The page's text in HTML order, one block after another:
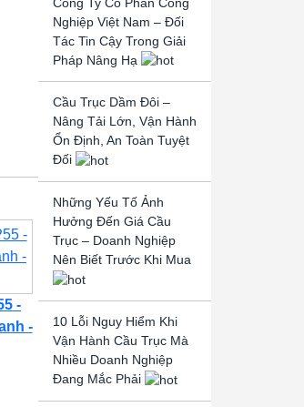
-
-
Nghiệp Việt Nam – Đối
Tác Tin Cậy Trong Giải
Pháp Nâng Hạ
Cầu Trục Dầm Đôi –
Nâng Tải Lớn, Vận Hành
Ổn Định, An Toàn Tuyệt
Đối
Những Yếu Tố Ảnh
Hưởng Đến Giá Cầu
Trục – Doanh Nghiệp
Nên Biết Trước Khi Mua
10 Lỗi Nguy Hiểm Khi
Vận Hành Cầu Trục Mà
Nhiều Doanh Nghiệp
Đang Mắc Phải